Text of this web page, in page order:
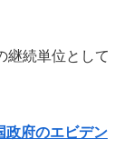
継続単位として
政府のエビデン